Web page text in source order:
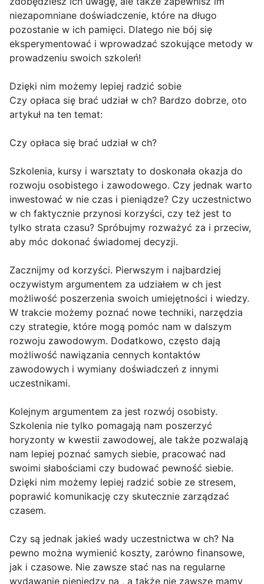
niezapomniane doświadczenie, które na długo
pozostanie w ich pamięci. Dlatego nie bój się
eksperymentować i wprowadzać szokujące metody w
prowadzeniu swoich szkoleń!
Dzięki nim możemy lepiej radzić sobie
Czy opłaca się brać udział w ch? Bardzo dobrze, oto
artykuł na ten temat:
Czy opłaca się brać udział w ch?
Szkolenia, kursy i warsztaty to doskonała okazja do
rozwoju osobistego i zawodowego. Czy jednak warto
inwestować w nie czas i pieniądze? Czy uczestnictwo
w ch faktycznie przynosi korzyści, czy też jest to
tylko strata czasu? Spróbujmy rozważyć za i przeciw,
aby móc dokonać świadomej decyzji.
Zacznijmy od korzyści. Pierwszym i najbardziej
oczywistym argumentem za udziałem w ch jest
możliwość poszerzenia swoich umiejętności i wiedzy.
W trakcie możemy poznać nowe techniki, narzędzia
czy strategie, które mogą pomóc nam w dalszym
rozwoju zawodowym. Dodatkowo, często dają
możliwość nawiązania cennych kontaktów
zawodowych i wymiany doświadczeń z innymi
uczestnikami.
Kolejnym argumentem za jest rozwój osobisty.
Szkolenia nie tylko pomagają nam poszerzyć
horyzonty w kwestii zawodowej, ale także pozwalają
nam lepiej poznać samych siebie, pracować nad
swoimi słabościami czy budować pewność siebie.
Dzięki nim możemy lepiej radzić sobie ze stresem,
poprawić komunikację czy skutecznie zarządzać
czasem.
Czy są jednak jakieś wady uczestnictwa w ch? Na
pewno można wymienić koszty, zarówno finansowe,
jak i czasowe. Nie zawsze stać nas na regularne
wydawanie pieniędzy na , a także nie zawsze mamy